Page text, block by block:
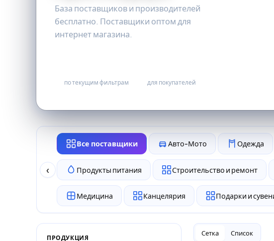
База поставщиков и производителей
бесплатно. Поставщики оптом для
интернет магазина.
по текущим фильтрам для покупателей
‹
Все поставщики Авто-Мото Одежда
Продукты питания Строительство и ремонт
Медицина Канцелярия Подарки и
ПРОДУКЦИЯ
Сетка Список